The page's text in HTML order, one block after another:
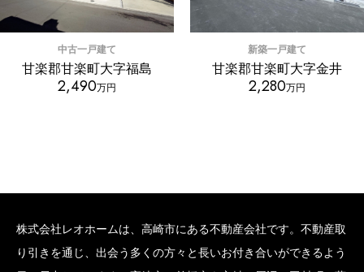
中古一戸建て
甘楽郡甘楽町大字福島
2,490万円
新築一戸建て
甘楽郡甘楽町大字金井
2,280万円
株式会社レオホームは、高崎市にある不動産会社です。不動産取
り引きを通じ、出会う多くの方々と長いお付き合いができるよう